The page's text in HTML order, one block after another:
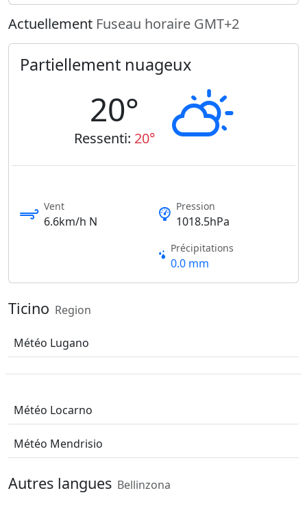
Actuellement Fuseau horaire GMT+2
Partiellement nuageux
20°
Ressenti: 20°
Vent
6.6km/h N
Pression
1018.5hPa
Précipitations
0.0 mm
Ticino Region
Météo Lugano
Météo Locarno
Météo Mendrisio
Autres langues Bellinzona